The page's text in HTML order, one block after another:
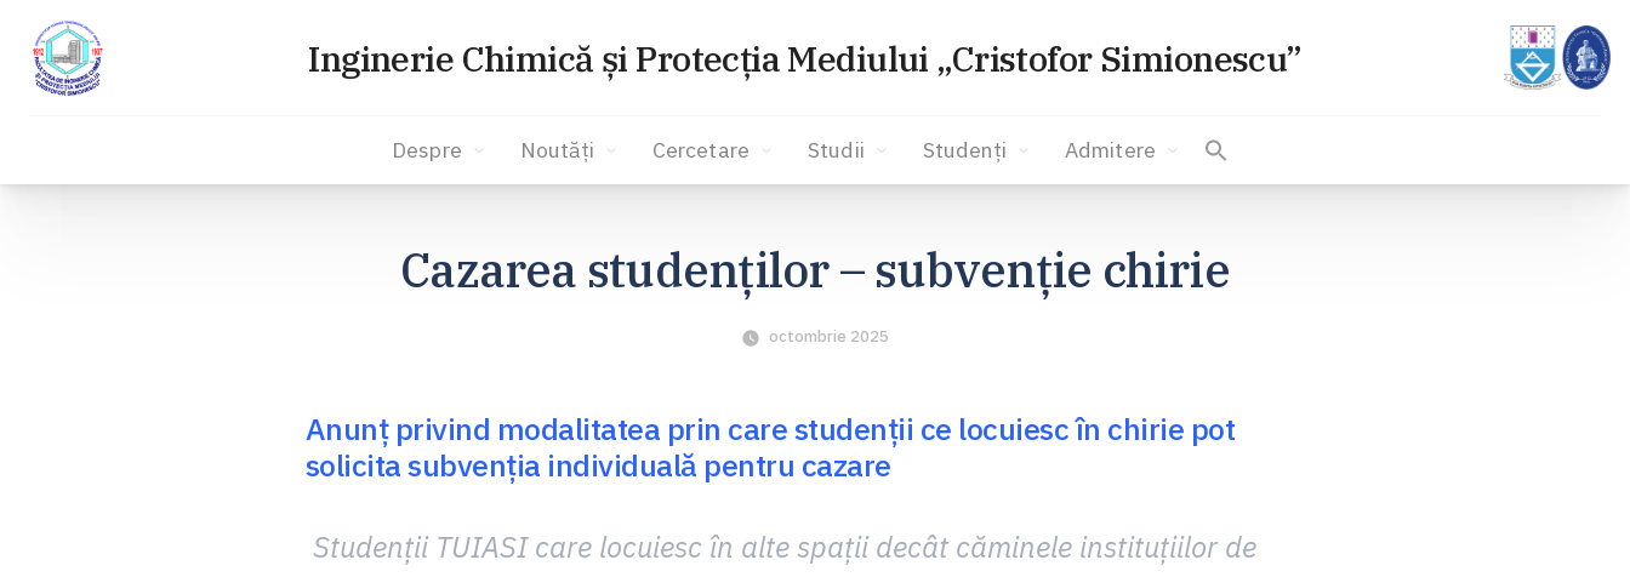
Inginerie Chimică și Protecția Mediului „Cristofor Simionescu”
Despre Noutăți Cercetare Studii Studenți Admitere
Cazarea studenților – subvenție chirie
octombrie 2025
Anunț privind modalitatea prin care studenții ce locuiesc în chirie pot
solicita subvenția individuală pentru cazare
Studenții TUIASI care locuiesc în alte spaţii decât căminele instituţiilor de